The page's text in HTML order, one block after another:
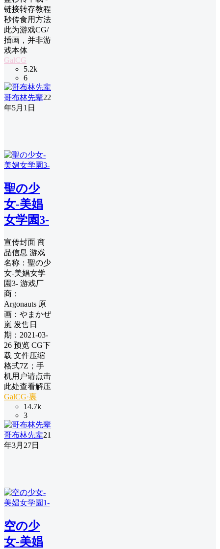
链接转存教程
秒传食用方法
此为游戏CG/
插画，并非游
戏本体
GalCG
5.2k
6
哥布林先辈22
年5月1日
聖の少
女-美娼
女学園3-
宣传封面 商
品信息 游戏
名称：聖の少
女-美娼女学
園3- 游戏厂
商：
Argonauts 原
画：やまかぜ
嵐 发售日
期：2021-03-
26 预览 CG下
载 文件压缩
格式7Z；手
机用户请点击
此处查看解压
GalCG·裏
14.7k
3
哥布林先辈21
年3月27日
空の少
女-美娼